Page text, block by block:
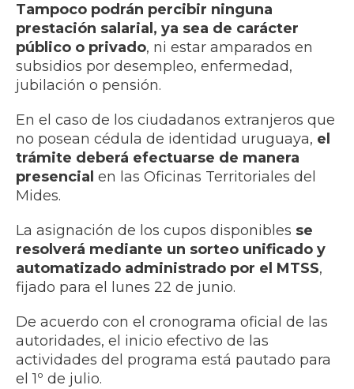
Tampoco podrán percibir ninguna
prestación salarial, ya sea de carácter
público o privado, ni estar amparados en
subsidios por desempleo, enfermedad,
jubilación o pensión.
En el caso de los ciudadanos extranjeros que
no posean cédula de identidad uruguaya, el
trámite deberá efectuarse de manera
presencial en las Oficinas Territoriales del
Mides.
La asignación de los cupos disponibles se
resolverá mediante un sorteo unificado y
automatizado administrado por el MTSS,
fijado para el lunes 22 de junio.
De acuerdo con el cronograma oficial de las
autoridades, el inicio efectivo de las
actividades del programa está pautado para
el 1º de julio.